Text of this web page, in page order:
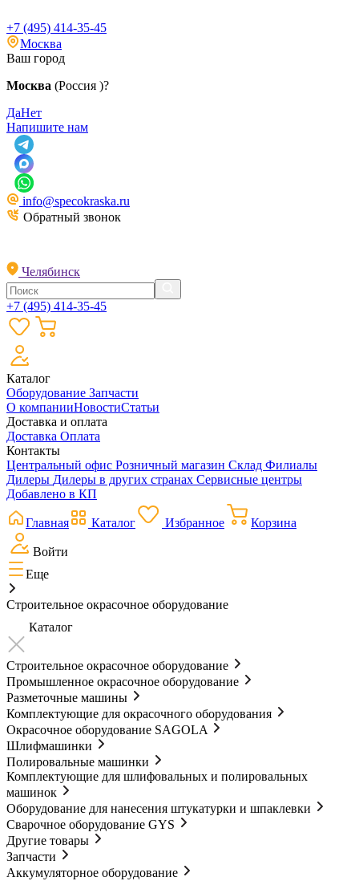
+7 (495) 414-35-45
Москва
Ваш город
Москва (Россия )?
ДаНет
Напишите нам
info@specokraska.ru
Обратный звонок
Челябинск
+7 (495) 414-35-45
Каталог
Оборудование Запчасти
О компанииНовостиСтатьи
Доставка и оплата
Доставка Оплата
Контакты
Центральный офис Розничный магазин Склад Филиалы
Дилеры Дилеры в других странах Сервисные центры
Добавлено в КП
Главная Каталог Избранное Корзина
Войти
Еще
Строительное окрасочное оборудование
Каталог
Строительное окрасочное оборудование
Промышленное окрасочное оборудование
Разметочные машины
Комплектующие для окрасочного оборудования
Окрасочное оборудование SAGOLA
Шлифмашинки
Полировальные машинки
Комплектующие для шлифовальных и полировальных
машинок
Оборудование для нанесения штукатурки и шпаклевки
Сварочное оборудование GYS
Другие товары
Запчасти
Аккумуляторное оборудование